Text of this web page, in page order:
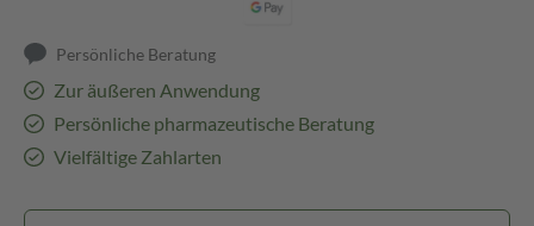
Persönliche Beratung
Zur äußeren Anwendung
Persönliche pharmazeutische Beratung
Vielfältige Zahlarten